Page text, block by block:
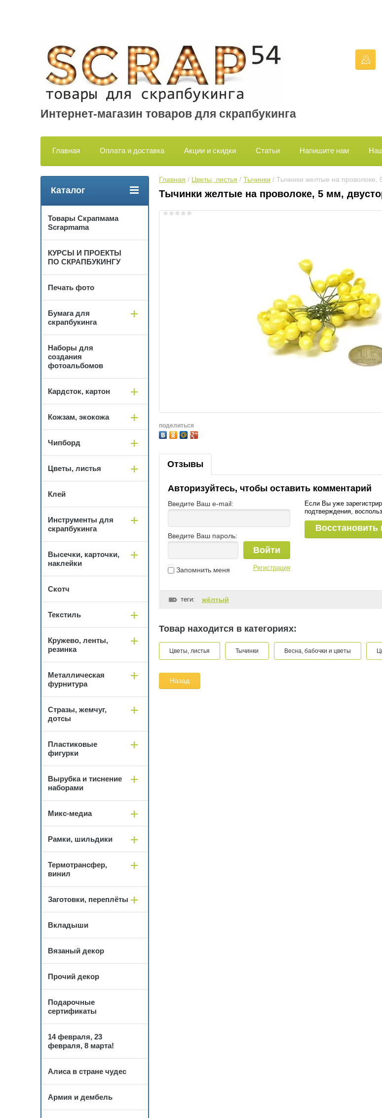
Интернет-магазин товаров для скрапбукинга
Главная Оплата и доставка Акции и скидки Статьи Напишите нам
Главная / Цветы, листья / Тычинки / Тычинки желтые на проволоке,
Тычинки желтые на проволоке, 5 мм,
поделиться
Отзывы
Авторизуйтесь, чтобы оставить комментарий
Введите Ваш e-mail:
Введите Ваш пароль:
Войти
Запомнить меня Регистрация
Если Вы уже
подтверждения,
Восстановить
теги: жёлтый
Товар находится в категориях:
Цветы, листья Тычинки Весна, бабочки и цветы
Назад
Каталог
Товары Скрапмама
Scrapmama
КУРСЫ И ПРОЕКТЫ
ПО СКРАПБУКИНГУ
Печать фото
Бумага для
скрапбукинга
Наборы для
создания
фотоальбомов
Кардсток, картон
Кожзам, экокожа
Чипборд
Цветы, листья
Клей
Инструменты для
скрапбукинга
Высечки, карточки,
наклейки
Скотч
Текстиль
Кружево, ленты,
резинка
Металлическая
фурнитура
Стразы, жемчуг,
дотсы
Пластиковые
фигурки
Вырубка и тиснение
наборами
Микс-медиа
Рамки, шильдики
Термотрансфер,
винил
Заготовки, переплёты
Вкладыши
Вязаный декор
Прочий декор
Подарочные
сертификаты
14 февраля, 23
февраля, 8 марта!
Алиса в стране чудес
Армия и дембель